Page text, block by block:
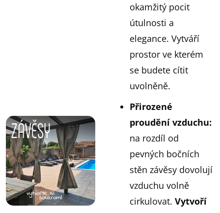
okamžitý pocit
útulnosti a
elegance. Vytváří
prostor ve kterém
se budete cítit
uvolněně.
Přirozené
proudění vzduchu:
na rozdíl od
pevných bočních
stěn závěsy dovolují
vzduchu volně
cirkulovat. Vytvoří